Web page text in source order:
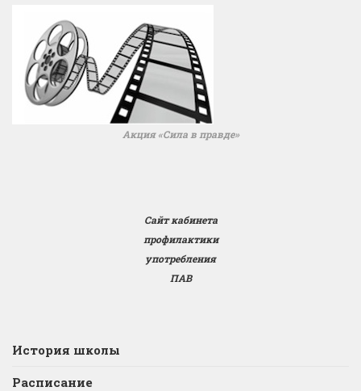
Акция «Сила в правде»
Сайт кабинета
профилактики
употребления
ПАВ
История школы
Расписание